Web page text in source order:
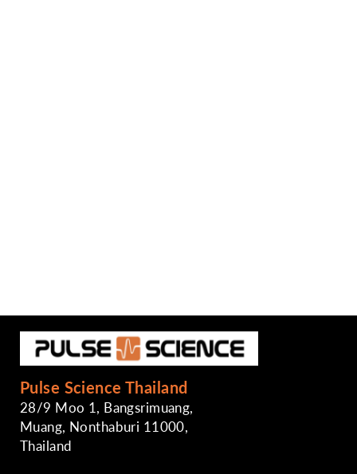
Pulse Science Thailand
28/9 Moo 1, Bangsrimuang,
Muang, Nonthaburi 11000,
Thailand